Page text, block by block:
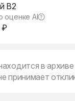
B2
оценке AI
₽
в архиве
принимает